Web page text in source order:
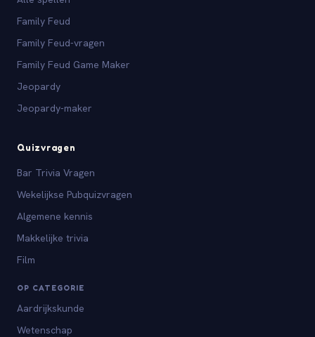
Family Feud
Family Feud-vragen
Family Feud Game Maker
Jeopardy
Jeopardy-maker
Quizvragen
Bar Trivia Vragen
Wekelijkse Pubquizvragen
Algemene kennis
Makkelijke trivia
Film
OP CATEGORIE
Aardrijkskunde
Wetenschap